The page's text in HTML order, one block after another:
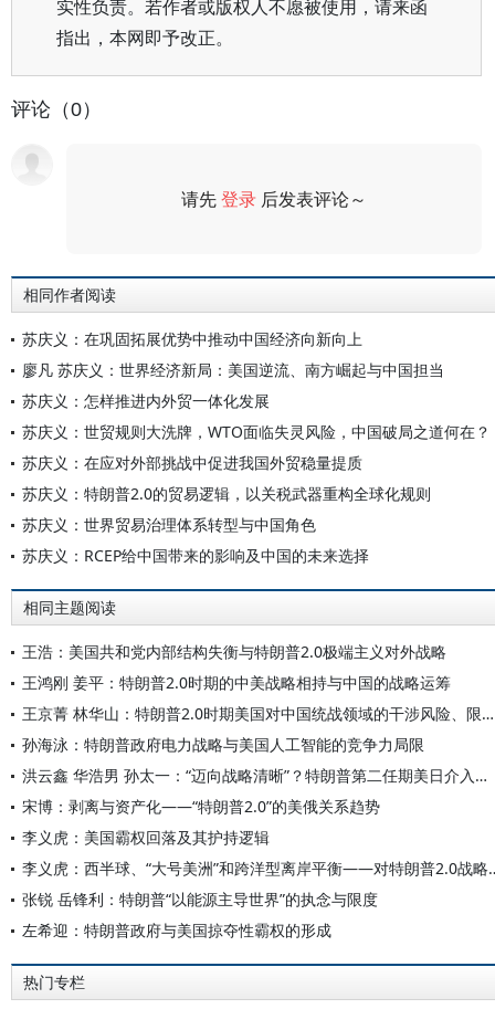
实性负责。若作者或版权人不愿被使用，请来函
指出，本网即予改正。
评论（0）
请先登录 后发表评论～
相同作者阅读
苏庆义：在巩固拓展优势中推动中国经济向新向上
廖凡 苏庆义：世界经济新局：美国逆流、南方崛起与中国担当
苏庆义：怎样推进内外贸一体化发展
苏庆义：世贸规则大洗牌，WTO面临失灵风险，中国破局之道何在？
苏庆义：在应对外部挑战中促进我国外贸稳量提质
苏庆义：特朗普2.0的贸易逻辑，以关税武器重构全球化规则
苏庆义：世界贸易治理体系转型与中国角色
苏庆义：RCEP给中国带来的影响及中国的未来选择
相同主题阅读
王浩：美国共和党内部结构失衡与特朗普2.0极端主义对外战略
王鸿刚 姜平：特朗普2.0时期的中美战略相持与中国的战略运筹
王京菁 林华山：特朗普2.0时期美国对中国统战领域的干涉风险、限度与应对
孙海泳：特朗普政府电力战略与美国人工智能的竞争力局限
洪云鑫 华浩男 孙太一：“迈向战略清晰”？特朗普第二任期美日介入台海态势的逻辑
宋博：剥离与资产化——“特朗普2.0”的美俄关系趋势
李义虎：美国霸权回落及其护持逻辑
李义虎：西半球、“大号
张锐 岳锋利：特朗普“以能源主导世界”的执念与限度
左希迎：特朗普政府与美国掠夺性霸权的形成
热门专栏